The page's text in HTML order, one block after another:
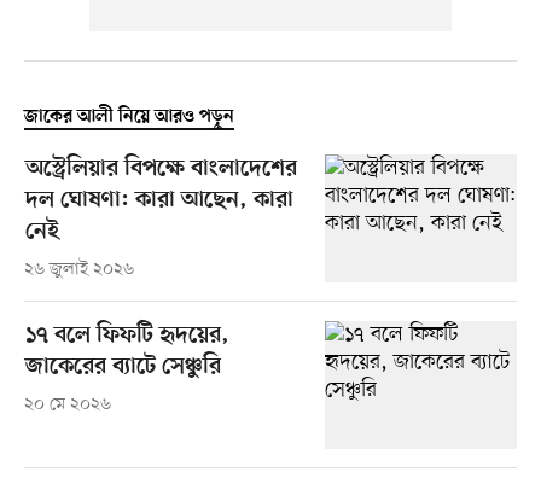
জাকের আলী নিয়ে আরও পড়ুন
অস্ট্রেলিয়ার বিপক্ষে বাংলাদেশের
দল ঘোষণা: কারা আছেন, কারা
নেই
২৬ জুলাই ২০২৬
১৭ বলে ফিফটি হৃদয়ের,
জাকেরের ব্যাটে সেঞ্চুরি
২০ মে ২০২৬